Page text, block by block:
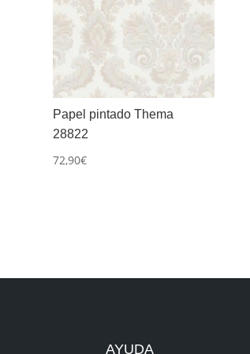
Papel pintado Thema
28822
72,90€
AYUDA